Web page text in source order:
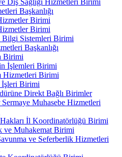
Başkanlığı
Birimi
Birimi
Bilgi Sistemleri Birimi
Başkanlığı
Birimi
İşlemleri Birimi
Hizmetleri Birimi
Birimi
Direkt Bağlı Birimler
Muhasebe Hizmetleri
İl Koordinatörlüğü Birimi
ve Muhakemat Birimi
ve Seferberlik Hizmetleri